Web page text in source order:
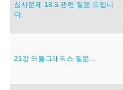
심사문제 18.6 관련 질문 드립니
다.
21강 터틀그래픽스 질문...